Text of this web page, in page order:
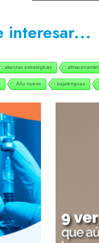
interesar...
alianzas estratégicas
Año nuevo bajalenguas